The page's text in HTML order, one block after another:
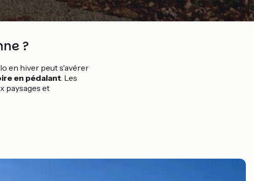
?
en hiver peut s'avérer
en pédalant. Les
paysages et